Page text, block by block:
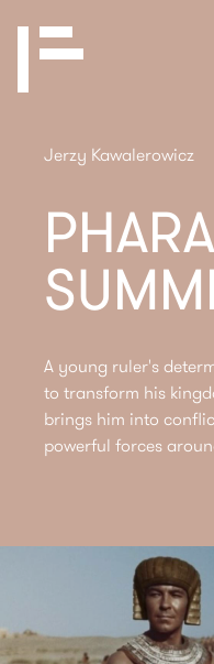
Jerzy Kawalerowicz
A young ruler's
to transform his
brings him into
powerful forces